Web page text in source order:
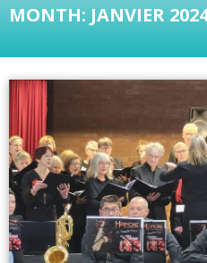
MONTH: JANVIER